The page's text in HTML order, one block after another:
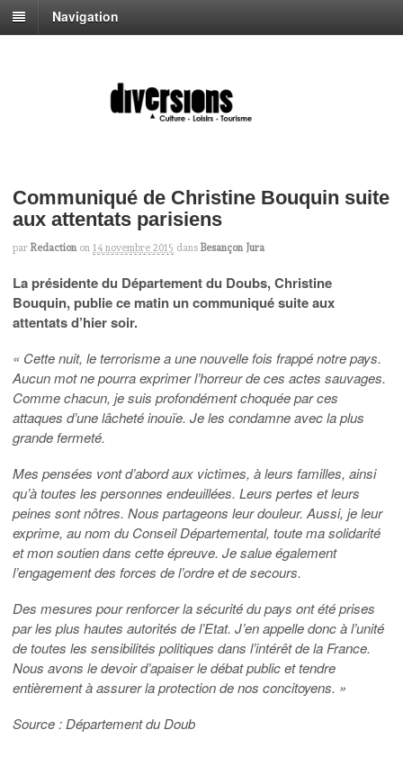
Navigation
Communiqué de Christine Bouquin suite
aux attentats parisiens
par Redaction on 14 novembre 2015 dans Besançon Jura
La présidente du Département du Doubs, Christine
Bouquin, publie ce matin un communiqué suite aux
attentats d’hier soir.
« Cette nuit, le terrorisme a une nouvelle fois frappé notre pays.
Aucun mot ne pourra exprimer l’horreur de ces actes sauvages.
Comme chacun, je suis profondément choquée par ces
attaques d’une lâcheté inouïe. Je les condamne avec la plus
grande fermeté.
Mes pensées vont d’abord aux victimes, à leurs familles, ainsi
qu’à toutes les personnes endeuillées. Leurs pertes et leurs
peines sont nôtres. Nous partageons leur douleur. Aussi, je leur
exprime, au nom du Conseil Départemental, toute ma solidarité
et mon soutien dans cette épreuve. Je salue également
l’engagement des forces de l’ordre et de secours.
Des mesures pour renforcer la sécurité du pays ont été prises
par les plus hautes autorités de l’Etat. J’en appelle donc à l’unité
de toutes les sensibilités politiques dans l’intérêt de la France.
Nous avons le devoir d’apaiser le débat public et tendre
entièrement à assurer la protection de nos concitoyens. »
Source : Département du Doub